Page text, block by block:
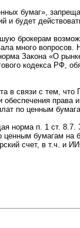
бумаг»,
и будет
брокерам
много вопросов.
Закона «О
кодекса РФ,
в связи с тем,
обеспечения права
по ценным
норма п. 1 ст. 8.7.
бумагам на
счет, в т.ч. и